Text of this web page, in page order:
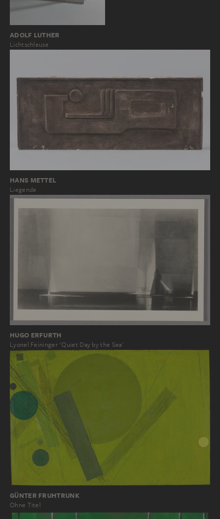
ADOLF LUTHER
Lichtschleuse
HANS METTEL
Liegende
HUGO ERFURTH
Lyonel Feininger 'Quiet Day by the Sea'
GÜNTER FRUHTRUNK
Ohne Titel